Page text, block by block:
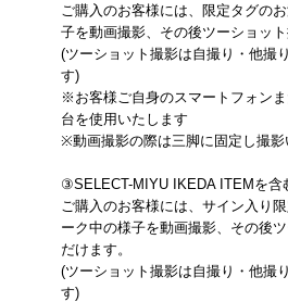
ご購入のお客様には、限定タグの
子を動画撮影、その後ツーショット
(ツーショット撮影は自撮り・他撮
す)
※お客様ご自身のスマートフォン
台を使用いたします
※動画撮影の際は三脚に固定し撮影
③SELECT-MIYU IKEDA ITEMを含
ご購入のお客様には、サイン入り
ーク中の様子を動画撮影、その後
だけます。
(ツーショット撮影は自撮り・他撮
す)